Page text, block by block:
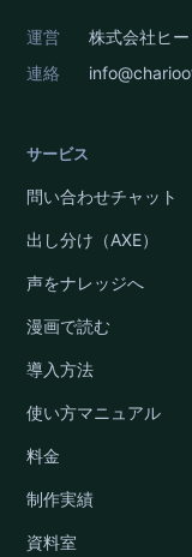
運営
株式会社ヒ
連絡
サービス
問い合わせチャット
出し分け（AXE）
声をナレッジへ
漫画で読む
導入方法
使い方マニュアル
料金
制作実績
資料室